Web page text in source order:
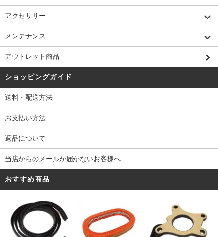
アクセサリー
メンテナンス
アウトレット商品
ショッピングガイド
送料・配送方法
お支払い方法
返品について
当店からのメールが届かないお客様へ
おすすめ商品